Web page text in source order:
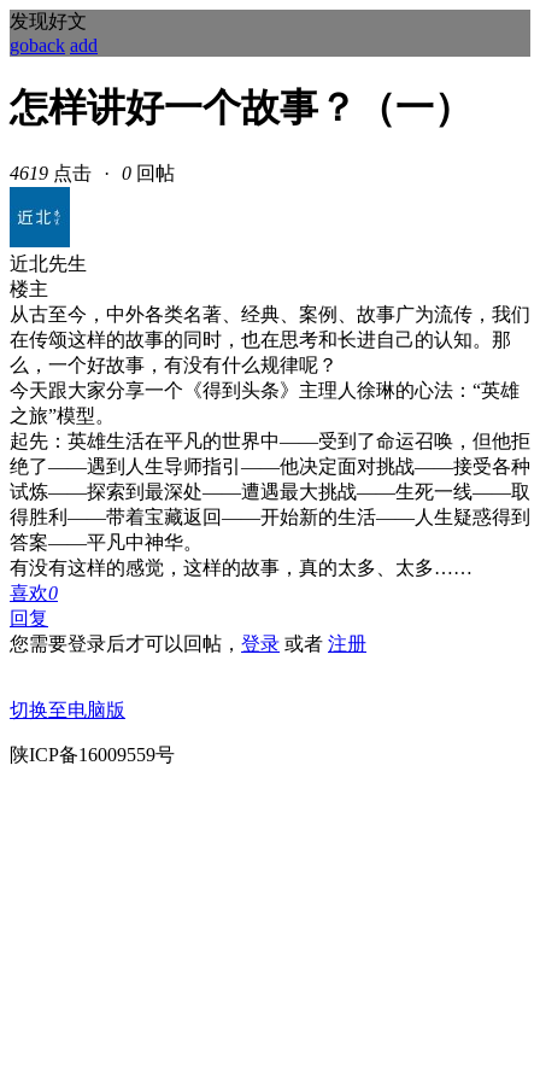
发现好文
goback add
怎样讲好一个故事？（一）
4619 点击 · 0 回帖
近北先生
楼主
从古至今，中外各类名著、经典、案例、故事广为流传，我们
在传颂这样的故事的同时，也在思考和长进自己的认知。那
么，一个好故事，有没有什么规律呢？
今天跟大家分享一个《得到头条》主理人徐琳的心法：“英雄
之旅”模型。
起先：英雄生活在平凡的世界中——受到了命运召唤，但他拒
绝了——遇到人生导师指引——他决定面对挑战——接受各种
试炼——探索到最深处——遭遇最大挑战——生死一线——取
得胜利——带着宝藏返回——开始新的生活——人生疑惑得到
答案——平凡中神华。
有没有这样的感觉，这样的故事，真的太多、太多……
喜欢0
回复
您需要登录后才可以回帖， 登录 或者 注册
切换至电脑版
陕ICP备16009559号